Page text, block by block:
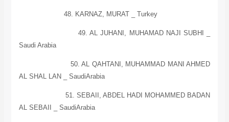
48. KARNAZ, MURAT _ Turkey
49. AL JUHANI, MUHAMAD NAJI SUBHI _
Saudi Arabia
50. AL QAHTANI, MUHAMMAD MANI AHMED
AL SHAL LAN _ SaudiArabia
51. SEBAII, ABDEL HADI MOHAMMED BADAN
ALSEBAII _ SaudiArabia